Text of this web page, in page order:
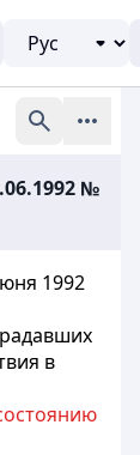
№
1992
в